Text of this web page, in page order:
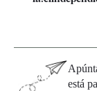
está